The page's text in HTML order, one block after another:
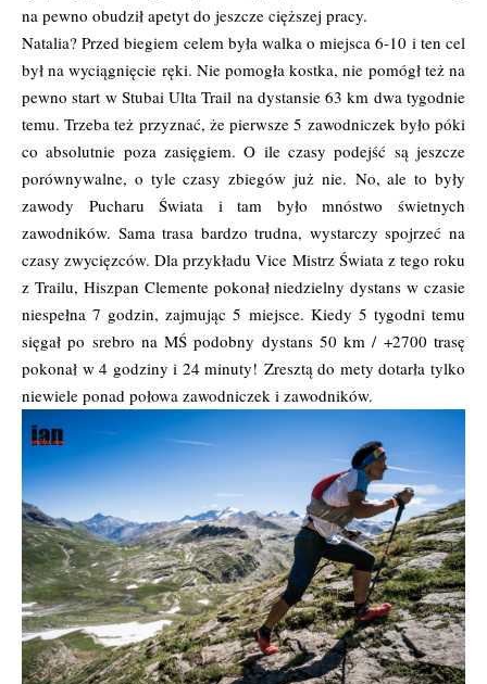
na pewno obudził apetyt do jeszcze cięższej pracy.
Natalia? Przed biegiem celem była walka o miejsca 6-10 i ten cel
był na wyciągnięcie ręki. Nie pomogła kostka, nie pomógł też na
pewno start w Stubai Ulta Trail na dystansie 63 km dwa tygodnie
temu. Trzeba też przyznać, że pierwsze 5 zawodniczek było póki
co absolutnie poza zasięgiem. O ile czasy podejść są jeszcze
porównywalne, o tyle czasy zbiegów już nie. No, ale to były
zawody Pucharu Świata i tam było mnóstwo świetnych
zawodników. Sama trasa bardzo trudna, wystarczy spojrzeć na
czasy zwycięzców. Dla przykładu Vice Mistrz Świata z tego roku
z Trailu, Hiszpan Clemente pokonał niedzielny dystans w czasie
niespełna 7 godzin, zajmując 5 miejsce. Kiedy 5 tygodni temu
sięgał po srebro na MŚ podobny dystans 50 km / +2700 trasę
pokonał w 4 godziny i 24 minuty! Zresztą do mety dotarła tylko
niewiele ponad połowa zawodniczek i zawodników.